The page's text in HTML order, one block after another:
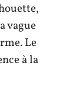
vague
Le
à la